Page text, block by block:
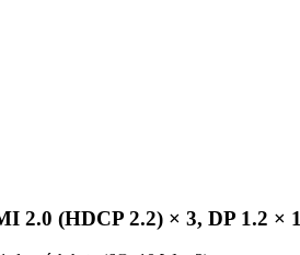
2.0 (HDCP 2.2) × 3, DP 1.2 × 1